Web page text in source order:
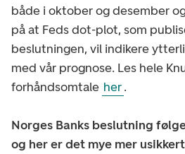
både i oktober og desember
på at Feds dot-plot, som
beslutningen, vil indikere
med vår prognose. Les hele
forhåndsomtale her.
Norges Banks beslutning
og her er det mye mer